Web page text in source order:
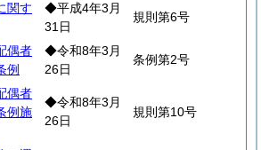
関す
◆平成4年3月
31日
規則第6号
偶者
例
◆令和8年3月
26日
条例第2号
偶者
例施
◆令和8年3月
26日
規則第10号